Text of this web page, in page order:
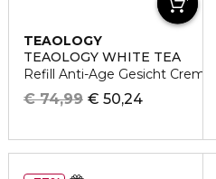
TEAOLOGY
TEAOLOGY WHITE TEA
Refill Anti-Age Gesicht Creme
€ 50,24
€ 74,99